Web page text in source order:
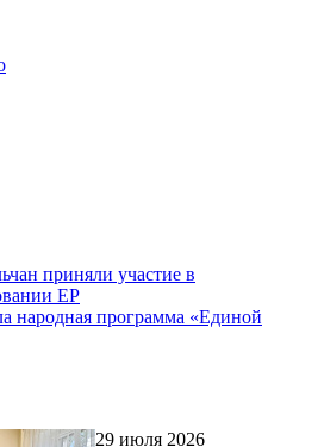
приняли участие в
ЕР
народная программа «Единой
29 июля 2026